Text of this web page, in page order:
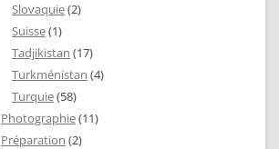
Slovaquie(2)
Suisse(1)
Tadjikistan (17)
Turkménistan (4)
Turquie(58)
Photographie(11)
Préparation (2)